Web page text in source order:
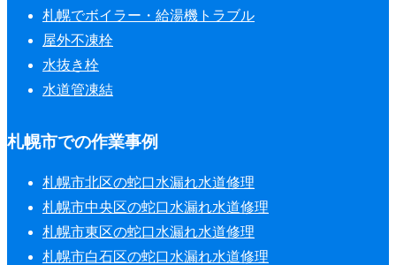
札幌でボイラー・給湯機トラブル
屋外不凍栓
水抜き栓
水道管凍結
札幌市での作業事例
札幌市北区の蛇口水漏れ水道修理
札幌市中央区の蛇口水漏れ水道修理
札幌市東区の蛇口水漏れ水道修理
札幌市白石区の蛇口水漏れ水道修理